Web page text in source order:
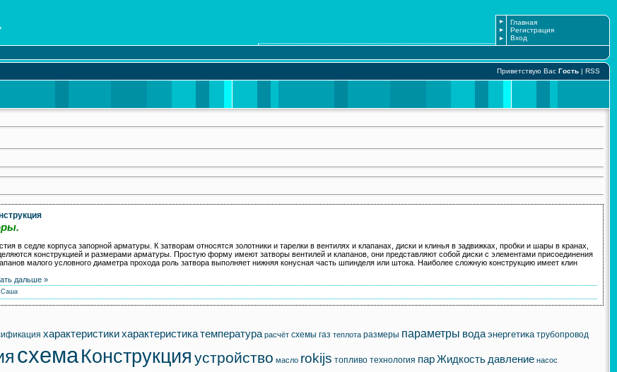
Главная
Регистрация
Вход
Приветствую Вас Гость | RSS
в седле корпуса запорной арматуры. К затворам относятся золотники и тарелки в вентилях и клапанах, диски и клинья в задвижках, пробки и шары в кранах,
конструкцией и размерами арматуры. Простую форму имеют затворы вентилей и клапанов, они представляют собой диски с элементами присоединения
малого условного диаметра прохода роль затвора выполняет нижняя конусная часть шпинделя или штока. Наиболее сложную конструкцию имеет клин
дальше »
Саша
характеристикихарактеристикатемпература расчёт схемы газ теплота размеры параметры вода энергетика трубопровод
схемаКонструкция устройство масло rokijs топливо технология парЖидкость давление насос